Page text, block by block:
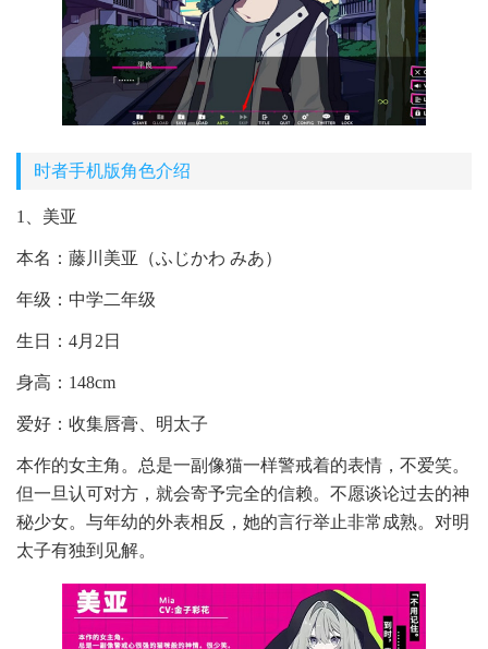
时者手机版角色介绍
1、美亚
本名：藤川美亚（ふじかわ みあ）
年级：中学二年级
生日：4月2日
身高：148cm
爱好：收集唇膏、明太子
本作的女主角。总是一副像猫一样警戒着的表情，不爱笑。
但一旦认可对方，就会寄予完全的信赖。不愿谈论过去的神
秘少女。与年幼的外表相反，她的言行举止非常成熟。对明
太子有独到见解。